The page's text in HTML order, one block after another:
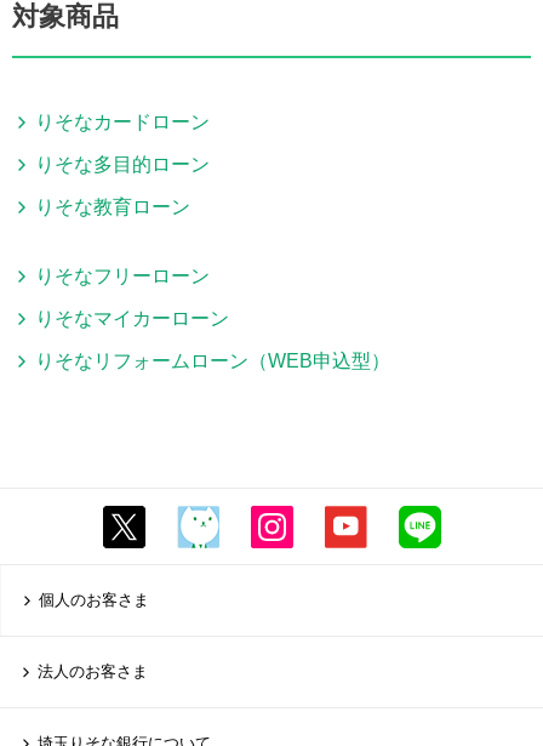
対象商品
りそなカードローン
りそな多目的ローン
りそな教育ローン
りそなフリーローン
りそなマイカーローン
りそなリフォームローン（WEB申込型）
個人のお客さま
法人のお客さま